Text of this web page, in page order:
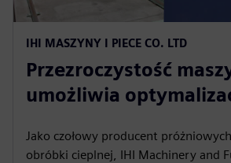
IHI MASZYNY I PIECE CO. LTD
Przezroczystość
umożliwia
Jako czołowy producent
obróbki cieplnej, IHI Machinery and